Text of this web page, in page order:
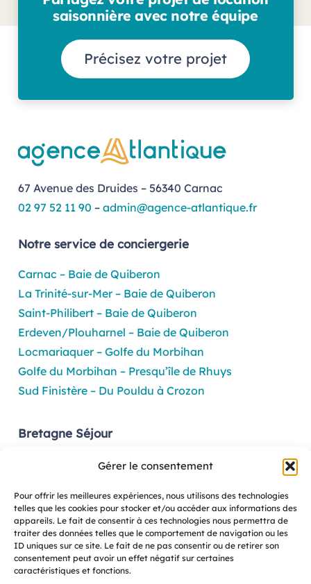
Gérer le consentement
Pour offrir les meilleures expériences, nous utilisons des technologies
telles que les cookies pour stocker et/ou accéder aux informations des
appareils. Le fait de consentir à ces technologies nous permettra de
traiter des données telles que le comportement de navigation ou les
ID uniques sur ce site. Le fait de ne pas consentir ou de retirer son
consentement peut avoir un effet négatif sur certaines
caractéristiques et fonctions.
saisonnière avec notre équipe
Précisez votre projet
67 Avenue des Druides – 56340 Carnac
02 97 52 11 90 – admin@agence-atlantique.fr
Notre service de conciergerie
Carnac – Baie de Quiberon
La Trinité-sur-Mer – Baie de Quiberon
Saint-Philibert – Baie de Quiberon
Erdeven/Plouharnel – Baie de Quiberon
Locmariaquer – Golfe du Morbihan
Golfe du Morbihan – Presqu’île de Rhuys
Sud Finistère – Du Pouldu à Crozon
Bretagne Séjour
–contact@bretagne-sejour.com
Découvrez nos locations
Vacances Villas
Locations Morbihan
Locations Finistère